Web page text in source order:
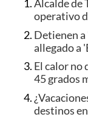
Alcalde de
operativo
Detienen a
allegado a
El calor no
45 grados
destinos